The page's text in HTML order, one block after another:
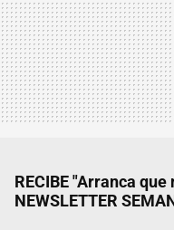
RECIBE "Arranca
NEWSLETTER